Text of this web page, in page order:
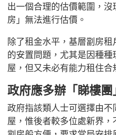
出一個合理的估價範圍，
房」無法進行估價。
除了租金水平，基層劏房
的安置問題，尤其是因種
屋，但又未必有能力租住合
政府應多辦「睇樓團
政府指該類人士可選擇由不
屋，惟後者較多位處新界